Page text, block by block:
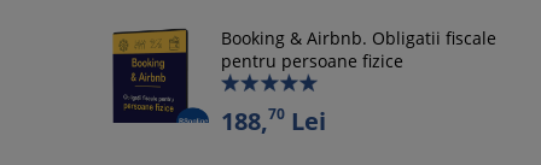
Booking & Airbnb. Obligatii fiscale
pentru persoane fizice
188,70 Lei